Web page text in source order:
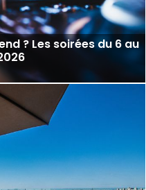
? Les soirées du 6 au